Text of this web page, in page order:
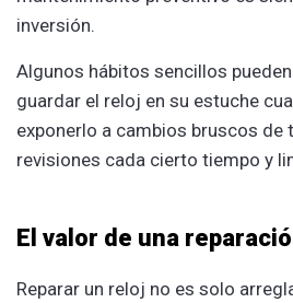
inversión.
Algunos hábitos sencillos
guardar el reloj en su estuche
exponerlo a cambios bruscos de
revisiones cada cierto tiempo y
El valor de una
Reparar un reloj no es solo